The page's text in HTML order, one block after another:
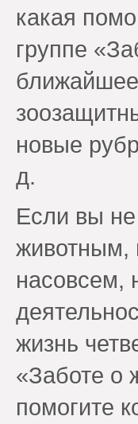
какая
группе
ближайшее
новые
д.
Если вы
животным,
насовсем,
жизнь
«Заботе о
помогите